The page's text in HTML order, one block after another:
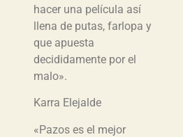
hacer una película así
llena de putas, farlopa y
que apuesta
decididamente por el
malo».
Karra Elejalde
«Pazos es el mejor